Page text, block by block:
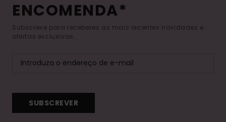
ENCOMENDA*
Subscreve para receberes as mais recentes novidades e
ofertas exclusivas.
SUBSCREVER